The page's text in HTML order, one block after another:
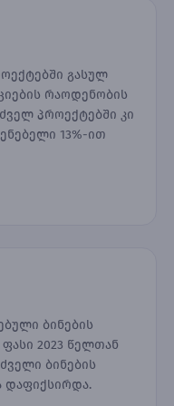
გასულ
რაოდენობის
პროექტებში კი
13%-ით
ბინების
2023 წელთან
ბინების
დაფიქსირდა.